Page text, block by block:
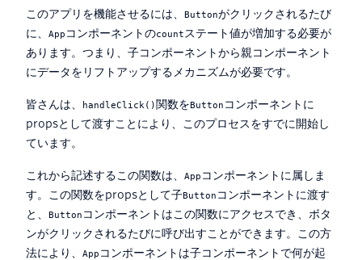
このアプリを機能させるには、 Buttonがクリックされるたび
に、 App コンポーネントのcount ステート値が増加する必要が
あります。つまり、子コンポーネントから親コンポーネント
にデータをリフトアップするメカニズムが必要です。
皆さんは、 handleClick() 関数をButton コンポーネントに
propsとして渡すことにより、このプロセスをすでに開始し
ています。
これから記述するこの関数は、 App コンポーネントに属しま
す。この関数をpropsとして子Button コンポーネントに渡す
と、 Button コンポーネントはこの関数にアクセスでき、ボタ
ンがクリックされるたびに呼び出すことができます。この方
法により、 App コンポーネントは子コンポーネントで何が起